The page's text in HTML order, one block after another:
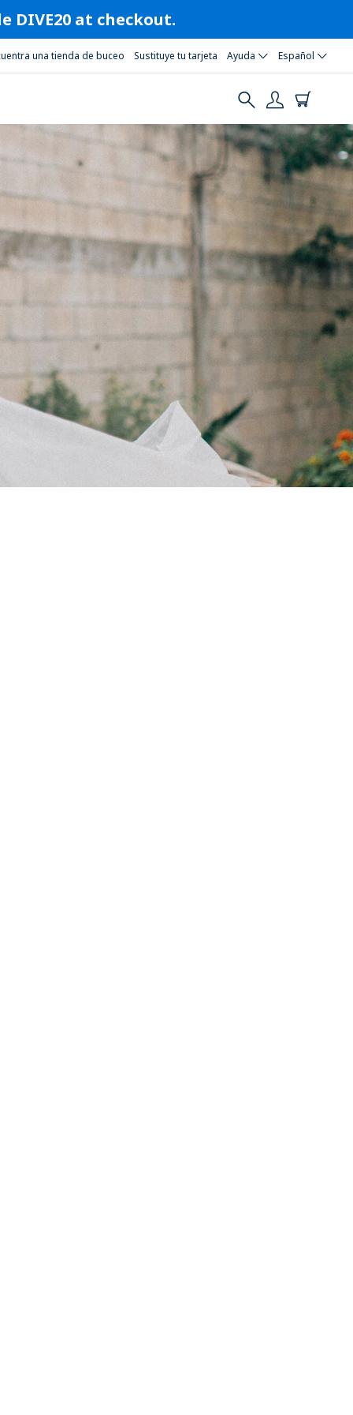
DIVE20 at checkout.
una tienda de buceo Sustituye tu tarjeta Ayuda Español